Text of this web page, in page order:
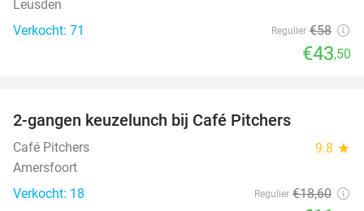
Leusden
Verkocht: 71
Regulier €58
€43,50
2-gangen keuzelunch bij Café Pitchers
Café Pitchers 9.8 star
Amersfoort
Verkocht: 18
Regulier €18,60